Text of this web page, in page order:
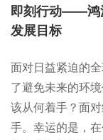
即刻行动——鸿
发展目标
面对日益紧迫的
了避免未来的环
该从何着手？面
手。幸运的是，